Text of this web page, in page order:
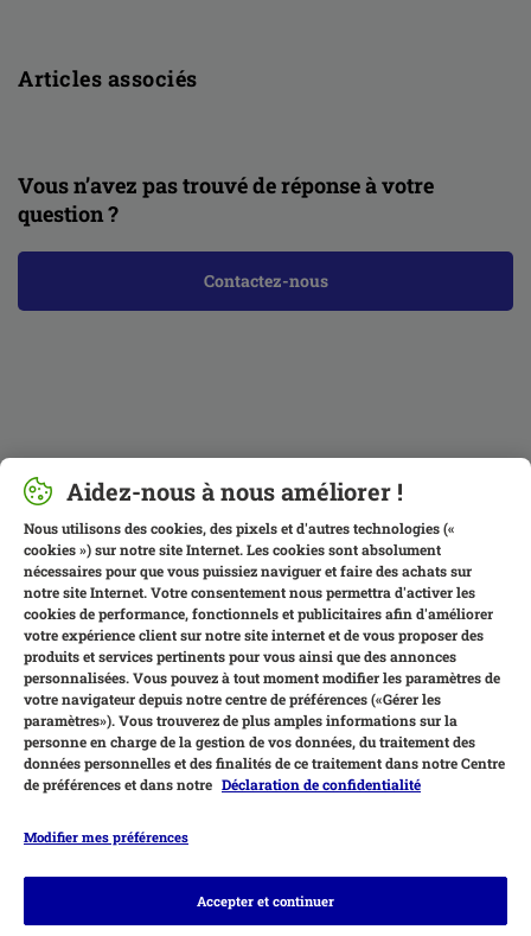
Articles associés
Vous n’avez pas trouvé de réponse à votre
question ?
Contactez-nous
Moyens de paiement
Aidez-nous à nous améliorer !
Nous utilisons des cookies, des pixels et d'autres technologies («
cookies ») sur notre site Internet. Les cookies sont absolument
nécessaires pour que vous puissiez naviguer et faire des achats sur
notre site Internet. Votre consentement nous permettra d'activer les
cookies de performance, fonctionnels et publicitaires afin d'améliorer
votre expérience client sur notre site internet et de vous proposer des
produits et services pertinents pour vous ainsi que des annonces
personnalisées. Vous pouvez à tout moment modifier les paramètres de
votre navigateur depuis notre centre de préférences («Gérer les
paramètres»). Vous trouverez de plus amples informations sur la
personne en charge de la gestion de vos données, du traitement des
données personnelles et des finalités de ce traitement dans notre Centre
de préférences et dans notre Déclaration de confidentialité
Modifier mes préférences
Accepter et continuer